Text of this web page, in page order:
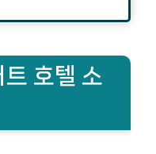
호텔 소